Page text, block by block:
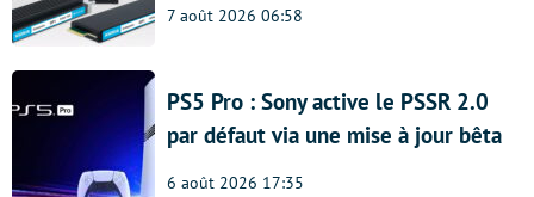
7 août 2026 06:58
PS5 Pro : Sony active le PSSR 2.0
par défaut via une mise à jour bêta
6 août 2026 17:35